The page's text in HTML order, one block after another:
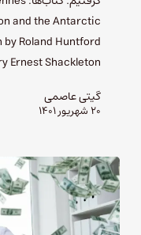
and the Antarctic
Ernest Shackleton
گیتی عاصمی
۲۰ شهریور ۱۴۰۱